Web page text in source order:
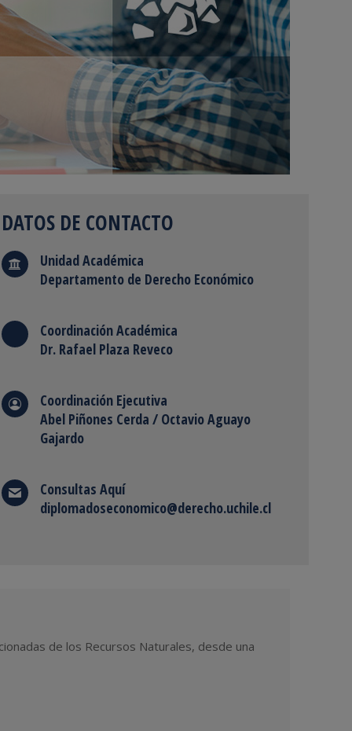
DATOS DE CONTACTO
Unidad Académica
Departamento de Derecho Económico
Coordinación Académica
Dr. Rafael Plaza Reveco
Coordinación Ejecutiva
Abel Piñones Cerda / Octavio Aguayo
Gajardo
Consultas Aquí
diplomadoseconomico@derecho.uchile.cl
de los Recursos Naturales, desde una